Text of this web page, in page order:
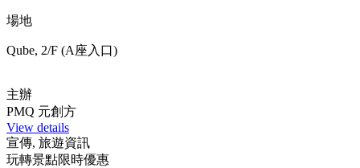
場地
Qube, 2/F (A座入口)
主辦
PMQ 元創方
View details
宣傳, 旅遊資訊
玩轉景點限時優惠